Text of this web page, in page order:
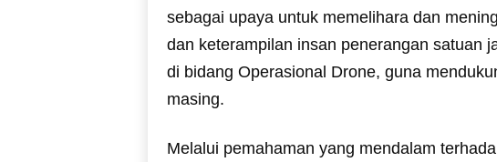
sebagai upaya untuk memelihara dan
dan keterampilan insan penerangan satuan
di bidang Operasional Drone, guna
masing.
Melalui pemahaman yang mendalam